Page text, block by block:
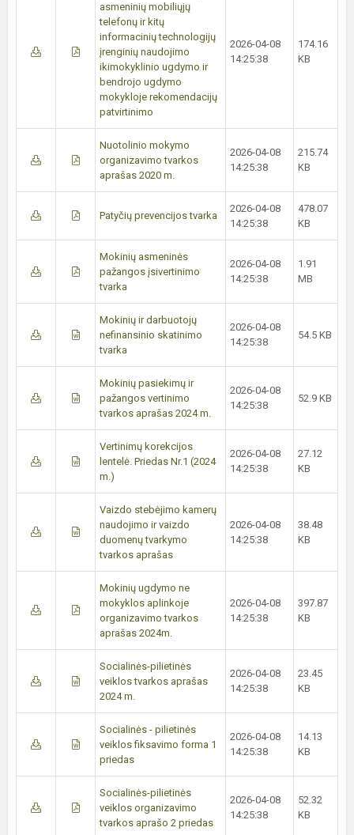
asmeninių mobiliųjų
telefonų ir kitų
informacinių technologijų
įrenginių naudojimo
ikimokyklinio ugdymo ir
bendrojo ugdymo
mokykloje rekomendacijų
patvirtinimo
2026-04-08
14:25:38
174.16
KB
Nuotolinio mokymo
organizavimo tvarkos
aprašas 2020 m.
2026-04-08
14:25:38
215.74
KB
Patyčių prevencijos tvarka
2026-04-08
14:25:38
478.07
KB
Mokinių asmeninės
pažangos įsivertinimo
tvarka
2026-04-08
14:25:38
1.91
MB
Mokinių ir darbuotojų
nefinansinio skatinimo
tvarka
2026-04-08
14:25:38
54.5 KB
Mokinių pasiekimų ir
pažangos vertinimo
tvarkos aprašas 2024 m.
2026-04-08
14:25:38
52.9 KB
Vertinimų korekcijos
lentelė. Priedas Nr.1 (2024
m.)
2026-04-08
14:25:38
27.12
KB
Vaizdo stebėjimo kamerų
naudojimo ir vaizdo
duomenų tvarkymo
tvarkos aprašas
2026-04-08
14:25:38
38.48
KB
Mokinių ugdymo ne
mokyklos aplinkoje
organizavimo tvarkos
aprašas 2024m.
2026-04-08
14:25:38
397.87
KB
Socialinės-pilietinės
veiklos tvarkos aprašas
2024 m.
2026-04-08
14:25:38
23.45
KB
Socialinės - pilietinės
veiklos fiksavimo forma 1
priedas
2026-04-08
14:25:38
14.13
KB
Socialinės-pilietinės
veiklos organizavimo
tvarkos aprašo 2 priedas
2026-04-08
14:25:38
52.32
KB